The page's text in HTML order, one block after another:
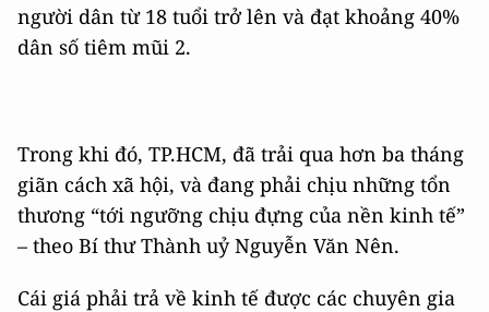
người dân từ 18 tuổi trở lên và đạt khoảng 40%
dân số tiêm mũi 2.
Trong khi đó, TP.HCM, đã trải qua hơn ba tháng
giãn cách xã hội, và đang phải chịu những tổn
thương “tới ngưỡng chịu đựng của nền kinh tế”
– theo Bí thư Thành uỷ Nguyễn Văn Nên.
Cái giá phải trả về kinh tế được các chuyên gia